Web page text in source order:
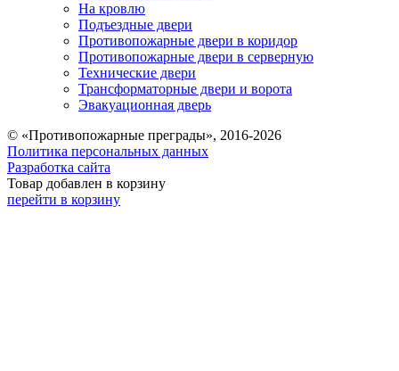
На кровлю
Подъездные двери
Противопожарные двери в коридор
Противопожарные двери в серверную
Технические двери
Трансформаторные двери и ворота
Эвакуационная дверь
© «Противопожарные преграды», 2016-2026
Политика персональных данных
Разработка сайта
Товар добавлен в корзину
перейти в корзину